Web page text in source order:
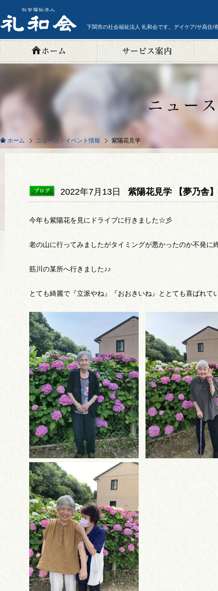
下関市の社会福祉法人 礼和会です。デイケア/サ高住/
ホーム ニュース・イベント情報 紫陽花見学
2022年7月13日 紫陽花見学 【夢乃舎】
今年も紫陽花を見にドライブに行きました☆彡
老の山に行ってみましたがタイミングが悪かったのか不発に
筋川の某所へ行きました♪♪
とても綺麗で『立派やね』『おおきいね』ととても喜ばれて